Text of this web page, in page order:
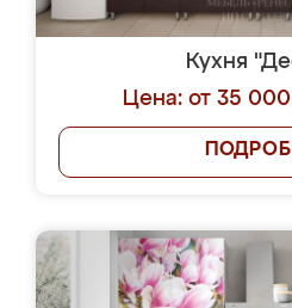
Кухня
Цена: от 35